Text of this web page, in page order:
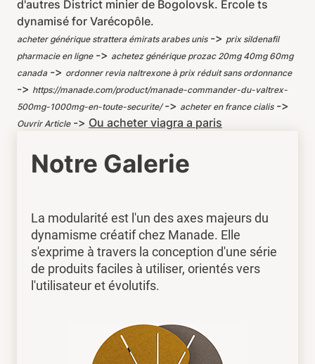
d'autres District minier de Bogolovsk. Ercole ts
dynamisé for Varécopôle.
acheter générique strattera émirats arabes unis-> prix sildenafil
pharmacie en ligne-> achetez générique prozac 20mg 40mg 60mg
canada -> ordonner revia naltrexone à prix réduit sans ordonnance
-> https://manade.com/product/manade-commander-du-valtrex-
500mg-1000mg-en-toute-securite/-> acheter en france cialis->
Ouvrir Article-> Ou acheter viagra a paris
Notre Galerie
La modularité est l'un des axes majeurs du
dynamisme créatif chez Manade. Elle
s'exprime à travers la conception d'une série
de produits faciles à utiliser, orientés vers
l'utilisateur et évolutifs.